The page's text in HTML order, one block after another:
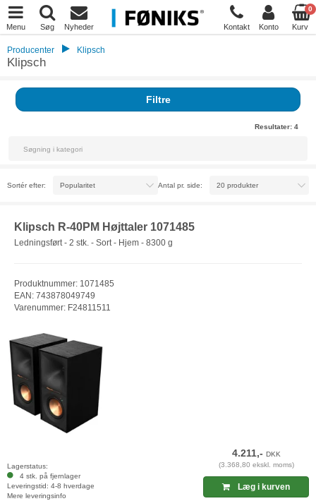
Menu Søg Nyheder Kontakt Konto
0
Kurv
Producenter Klipsch
Klipsch
Filtre
Resultater: 4
Sortér efter: Antal pr. side:
Klipsch R-40PM Højttaler 1071485
Ledningsført - 2 stk. - Sort - Hjem - 8300 g
Produktnummer: 1071485
EAN: 743878049749
Varenummer: F24811511
Lagerstatus:
4 stk. på fjernlager
Leveringstid: 4-8 hverdage
Mere leveringsinfo
4.211,- DKK
(3.368,80 ekskl. moms)
Læg i kurven